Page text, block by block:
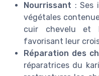
Nourrissant : Ses
végétales
cuir chevelu et
favorisant leur
Réparation des
réparatrices du